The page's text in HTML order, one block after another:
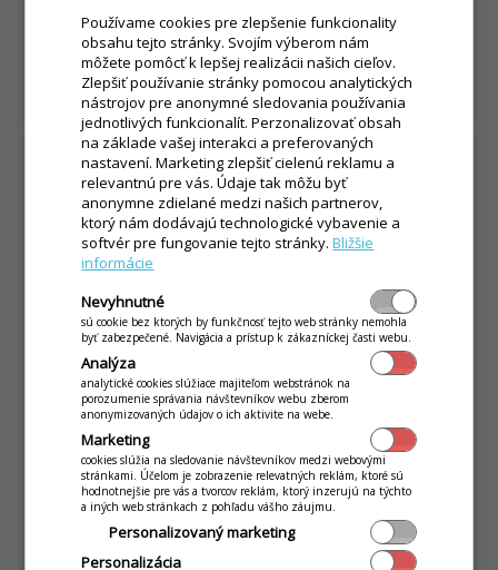
správne fungovanie podniku.
ČÍTAŤ ČLÁNOK
Inteligentný stôl s QR kódom
query_builder 31. marca 2026
Naučte sa, ako fungujú QR kódy pre platby aj
objednávky cez mobil zákazníka a ako ich
Používame cookies pre zlepšenie funkcionality
obsahu tejto stránky. Svojím výberom nám
môžete pomôcť k lepšej realizácii našich cieľov.
Zlepšiť používanie stránky pomocou analytických
nástrojov pre anonymné sledovania používania
jednotlivých funkcionalít. Perzonalizovať obsah
na základe vašej interakci a preferovaných
nastavení. Marketing zlepšiť cielenú reklamu a
relevantnú pre vás. Údaje tak môžu byť
anonymne zdielané medzi našich partnerov,
ktorý nám dodávajú technologické vybavenie a
softvér pre fungovanie tejto stránky.Bližšie
informácie
Nevyhnutné
sú cookie bez ktorých by funkčnosť tejto web stránky nemohla
byť zabezpečené. Navigácia a prístup k zákazníckej časti webu.
Analýza
analytické cookies slúžiace majiteľom webstránok na
porozumenie správania návštevníkov webu zberom
anonymizovaných údajov o ich aktivite na webe.
Marketing
cookies slúžia na sledovanie návštevníkov medzi webovými
stránkami. Účelom je zobrazenie relevatných reklám, ktoré sú
hodnotnejšie pre vás a tvorcov reklám, ktorý inzerujú na týchto
a iných web stránkach z pohľadu vášho záujmu.
Personalizovaný marketing
Personalizácia